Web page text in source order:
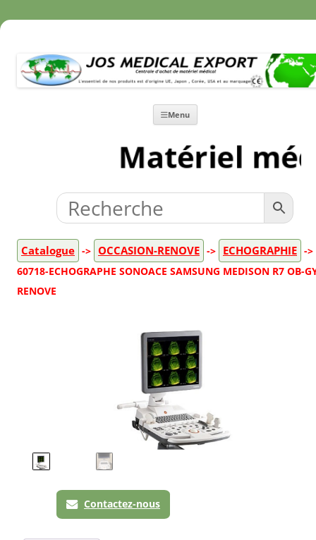
Menu Aller
contenu
Matériel
Catalogue -> OCCASION-RENOVE -> ECHOGRAPHIE ->
60718-ECHOGRAPHE SONOACE SAMSUNG MEDISON R7 OB-
RENOVE
Contactez-nous